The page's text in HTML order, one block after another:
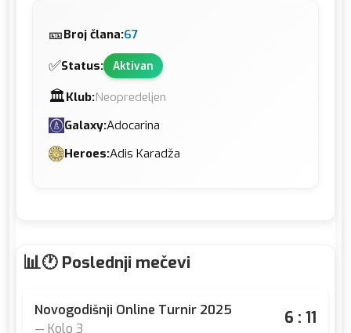
🎫Broj člana:67
✅Status: Aktivan
🏛️Klub:Neopredeljen
Galaxy:Adocarina
Heroes:Adis Karadža
🕐 Poslednji mečevi
Novogodišnji Online Turnir 2025
— Kolo 3
6 : 11